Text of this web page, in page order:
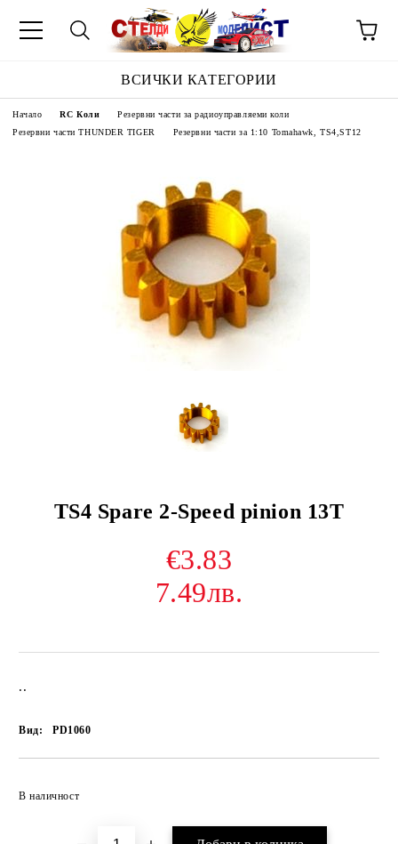
ВСИЧКИ КАТЕГОРИИ
Начало RC Коли
Резервни части за радиоуправляеми коли
Резервни части THUNDER TIGER
Резервни части за 1:10 Tomahawk, TS4,ST12
TS4 Spare 2-Speed pinion 13T
€3.83
7.49лв.
..
Вид: PD1060
В наличност